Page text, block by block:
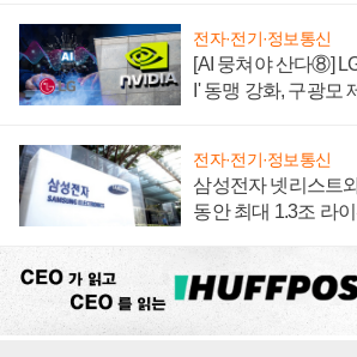
전자·전기·정보통신
[AI 뭉쳐야 산다⑧]
I' 동맹 강화, 구광모
전자·전기·정보통신
삼성전자 넷리스트
동안 최대 1.3조 라